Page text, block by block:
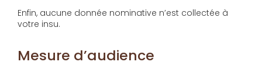
Enfin, aucune donnée nominative n’est collectée à
votre insu.
Mesure d’audience